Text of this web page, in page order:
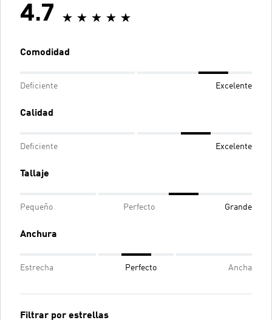
4.7
Comodidad
Deficiente Excelente
Calidad
Deficiente Excelente
Tallaje
Pequeño Perfecto Grande
Anchura
Estrecha Perfecto Ancha
Filtrar por estrellas